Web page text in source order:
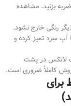
بزنید. مشاهده
رنگی خارج نشود.
آب سرد تمیز کرده و
لاتکس در پشت
کاملاً ضروری است.